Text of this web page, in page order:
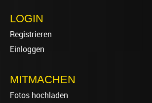
LOGIN
Registrieren
Einloggen
MITMACHEN
Fotos hochladen